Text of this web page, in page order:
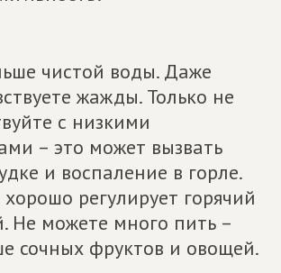
чистой воды. Даже
жажды. Только не
с низкими
– это может вызвать
и воспаление в горле.
регулирует горячий
Не можете много пить –
сочных фруктов и овощей.